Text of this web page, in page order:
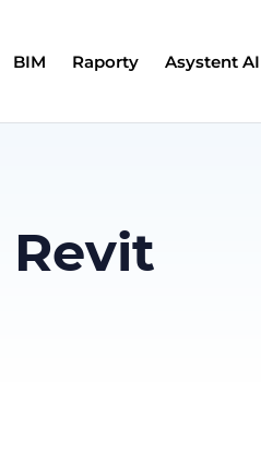
BIM Raporty Asystent AI